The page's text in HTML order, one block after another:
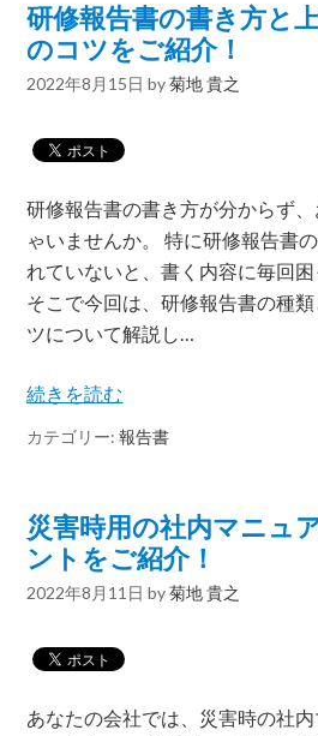
研修報告書の書き方と
のコツをご紹介！
2022年8月15日 by菊地 貴之
研修報告書の書き方が分からず
ゃいませんか。 特に研修報告書
れていないと、書く内容に毎回困
そこで今回は、研修報告書の種
ツについて解説し…
続きを読む
カテゴリー:報告書
災害時用の社内マニュ
ントをご紹介！
2022年8月11日 by菊地 貴之
あなたの会社では、災害時の社